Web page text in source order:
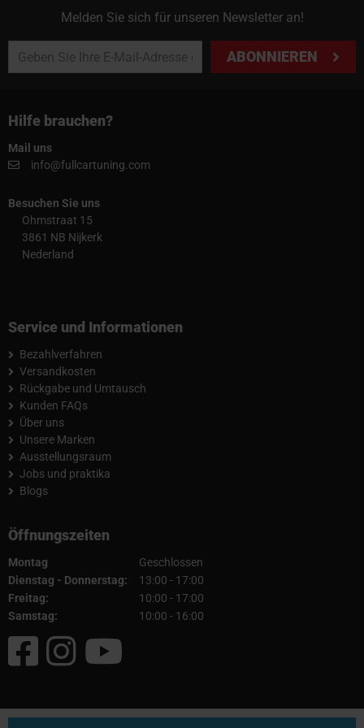
Melden Sie sich für unseren Newsletter an!
ABONNIEREN
Hilfe brauchen?
Mail uns
info@fullcartuning.com
Besuchen Sie uns
Ohmstraat 15
3861 NB Nijkerk
Nederland
Service und Informationen
Bezahlverfahren
Versandkosten
Rückgabe und Umtausch
Kunden FAQs
Über uns
Unsere Marken
Ausstellungsraum
Jobs und praktika
Blogs
Öffnungszeiten
Montag
Geschlossen
Dienstag - Donnerstag:
13:00 - 17:00
Freitag:
10:00 - 17:00
Samstag:
10:00 - 16:00